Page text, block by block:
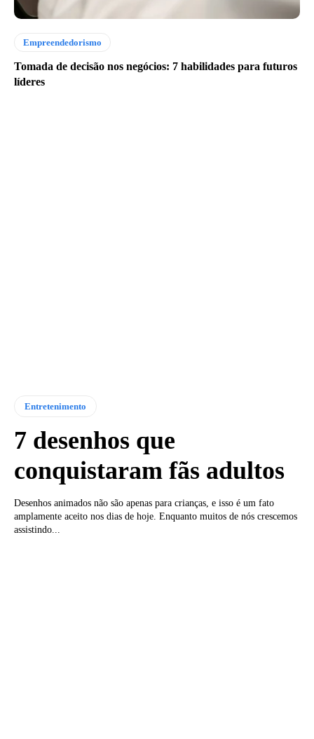
Empreendedorismo
Tomada de decisão nos negócios: 7 habilidades para futuros
líderes
Entretenimento
7 desenhos que
conquistaram fãs adultos
Desenhos animados não são apenas para crianças, e isso é um fato
amplamente aceito nos dias de hoje. Enquanto muitos de nós crescemos
assistindo...